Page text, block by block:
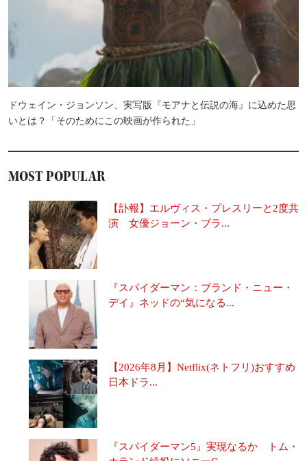
ドウェイン・ジョンソン、実写版『モアナと伝説の海』に込めた思
いとは？「そのためにこの映画が作られた」
MOST POPULAR
【訃報】エルヴィス・プレスリーと2度共
演 女優ジョーン・ブラ...
『スパイダーマン：ブランド・ニュー・
デイ』ネッドの“気になる...
【2026年8月】Netflix(ネトフリ)おすすめ
日本ドラ...
『スパイダーマン5』実現なるか トム・